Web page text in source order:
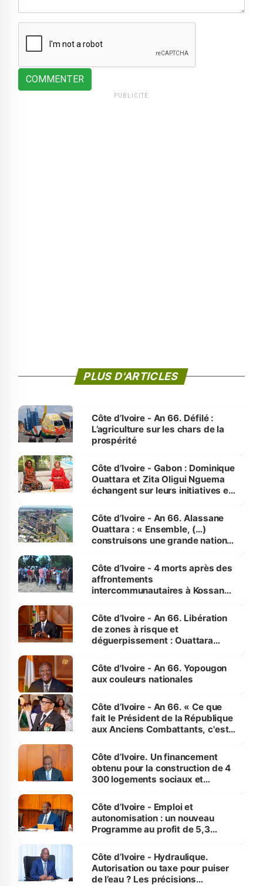
COMMENTER
PUBLICITÉ
PLUS D'ARTICLES
Côte d’Ivoire - An 66. Défilé :
L’agriculture sur les chars de la
prospérité
Côte d’Ivoire - Gabon : Dominique
Ouattara et Zita Oligui Nguema
échangent sur leurs initiatives en
enfants
Côte d’Ivoire - An 66. Alassane
Ouattara : « Ensemble, (…)
construisons une grande nation
générations futures »
Côte d’Ivoire - 4 morts après des
affrontements
intercommunautaires à Kossandji
milieu des sinistrés
Côte d’Ivoire - An 66. Libération
de zones à risque et
déguerpissement : Ouattara
l'Etat de droit pour préserver les
vies humaines »
Côte d'Ivoire - An 66. Yopougon
aux couleurs nationales
Côte d’Ivoire - An 66. « Ce que
fait le Président de la République
aux Anciens Combattants, c'est
Côte d’Ivoire. Un financement
obtenu pour la construction de 4
300 logements sociaux et
et Yamoussoukro
Côte d’Ivoire - Emploi et
autonomisation : un nouveau
Programme au profit de 5,3
Côte d’Ivoire - Hydraulique.
Autorisation ou taxe pour puiser
de l’eau ? Les précisions